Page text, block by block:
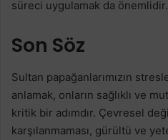
süreci uygulamak da önemlidir.
Son Söz
Sultan papağanlarımızın
anlamak, onların sağlıklı ve
kritik bir adımdır. Çevresel
karşılanmaması, gürültü ve